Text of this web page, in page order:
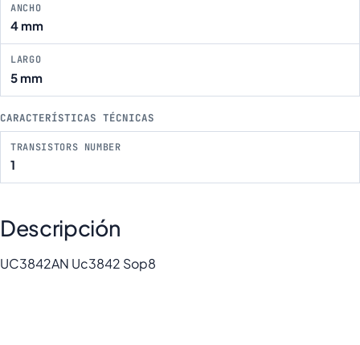
ANCHO
4 mm
LARGO
5 mm
CARACTERÍSTICAS TÉCNICAS
TRANSISTORS NUMBER
1
Descripción
UC3842AN Uc3842 Sop8